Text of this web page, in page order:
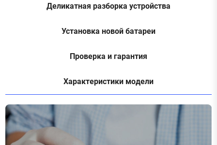
Деликатная разборка устройства
Установка новой батареи
Проверка и гарантия
Характеристики модели